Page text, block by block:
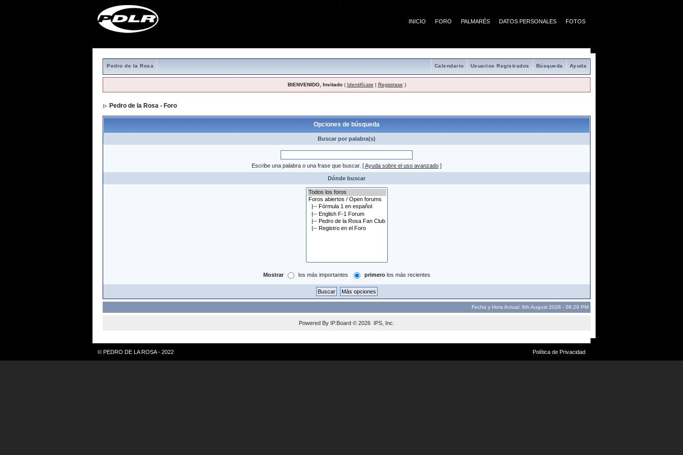
INICIO FORO PALMARÉS DATOS PERSONALES FOTOS
Pedro de la Rosa Ayuda
Búsqueda
Usuarios Registrados
Calendario
BIENVENIDO, Invitado( Identifícate | Registrase )
Pedro de la Rosa - Foro
Opciones de búsqueda
Buscar por palabra(s)
Escribe una palabra o una frase que buscar. [Ayuda sobre el uso avanzado ]
Dónde buscar
Mostrar los más importantes primerolos más recientes
Fecha y Hora Actual: 8th August 2026 - 06:29 PM
Powered By IP.Board © 2026 IPS, Inc
© PEDRO DE LA ROSA - 2022 Política de Privacidad